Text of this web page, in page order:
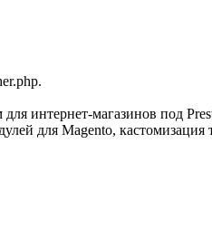
интернет-магазинов под
для Magento, кастомизация